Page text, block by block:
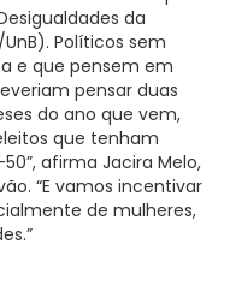
da
Políticos sem
e que pensem em
pensar duas
do ano que vem,
que tenham
afirma Jacira Melo,
“E vamos incentivar
de mulheres,